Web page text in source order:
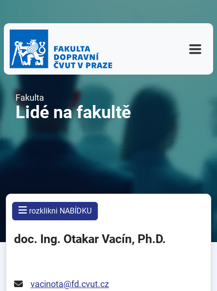
Fakulta
Lidé na fakultě
rozklikni NABÍDKU
doc. Ing. Otakar Vacín, Ph.D.
vacinota@fd.cvut.cz